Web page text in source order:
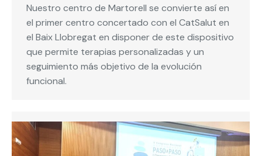
Nuestro centro de Martorell se convierte así en
el primer centro concertado con el CatSalut en
el Baix Llobregat en disponer de este dispositivo
que permite terapias personalizadas y un
seguimiento más objetivo de la evolución
funcional.